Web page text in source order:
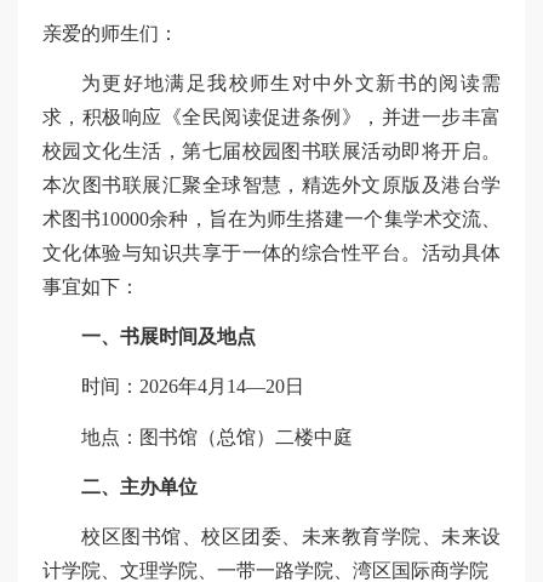
亲爱的师生们：
为更好地满足我校师生对中外文新书的阅读需
求，积极响应《全民阅读促进条例》，并进一步丰富
校园文化生活，第七届校园图书联展活动即将开启。
本次图书联展汇聚全球智慧，精选外文原版及港台学
术图书10000余种，旨在为师生搭建一个集学术交流、
文化体验与知识共享于一体的综合性平台。活动具体
事宜如下：
一、书展时间及地点
时间：2026年4月14—20日
地点：图书馆（总馆）二楼中庭
二、主办单位
校区图书馆、校区团委、未来教育学院、未来设
计学院、文理学院、一带一路学院、湾区国际商学院